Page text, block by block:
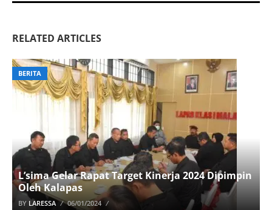
RELATED ARTICLES
BERITA
L’sima Gelar Rapat Target Kinerja 2024 Dipimpin
Oleh Kalapas
BY LARESSA 06/01/2024